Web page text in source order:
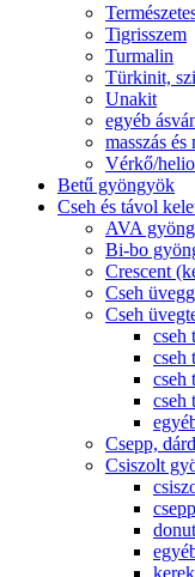
Tigrisszem
Turmalin
Türkinit,
Unakit
egyéb
masszás
Vérkő/
Betű gyöngyök
Cseh és távol
AVA
Bi-bo
Crescent
Cseh
Cseh
cseh
cseh
cseh
cseh
Csepp,
Csiszolt
csepp
donut